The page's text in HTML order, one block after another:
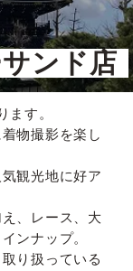
ンド店
ます。
物撮影を楽し
観光地に好ア
、レース、大
ンナップ。
り扱っている